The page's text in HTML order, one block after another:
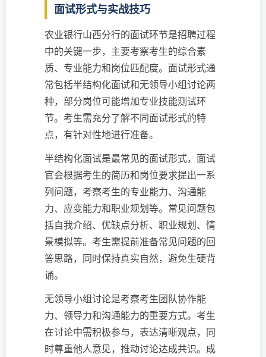
面试形式与实战技巧
农业银行山西分行的面试环节是招聘过程
中的关键一步，主要考察考生的综合素
质、专业能力和岗位匹配度。面试形式通
常包括半结构化面试和无领导小组讨论两
种，部分岗位可能增加专业技能测试环
节。考生需充分了解不同面试形式的特
点，有针对性地进行准备。
半结构化面试是最常见的面试形式，面试
官会根据考生的简历和岗位要求提出一系
列问题，考察考生的专业能力、沟通能
力、应变能力和职业规划等。常见问题包
括自我介绍、优缺点分析、职业规划、情
景模拟等。考生需提前准备常见问题的回
答思路，同时保持真实自然，避免生硬背
诵。
无领导小组讨论是考察考生团队协作能
力、领导力和沟通能力的重要方式。考生
在讨论中需积极参与，表达清晰观点，同
时尊重他人意见，推动讨论达成共识。成